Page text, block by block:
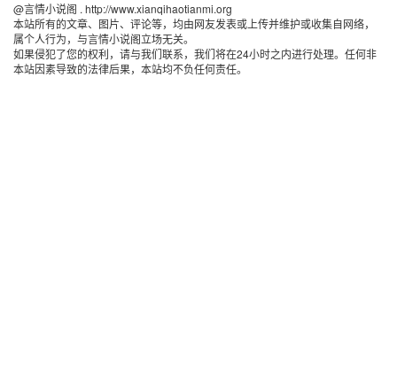
@言情小说阁 . http://www.xianqihaotianmi.org
本站所有的文章、图片、评论等，均由网友发表或上传并维护或收集自网络，
属个人行为，与言情小说阁立场无关。
如果侵犯了您的权利，请与我们联系，我们将在24小时之内进行处理。任何非
本站因素导致的法律后果，本站均不负任何责任。